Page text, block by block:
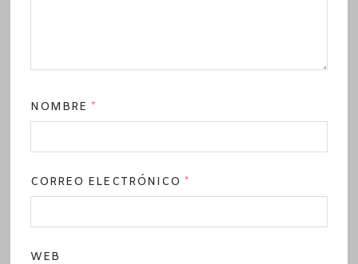
NOMBRE*
CORREO ELECTRÓNICO*
WEB